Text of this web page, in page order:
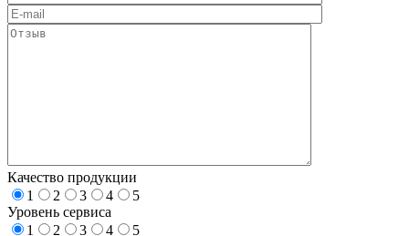
Качество продукции
1
2 3 4
5
Уровень сервиса
1
2 3 4
5